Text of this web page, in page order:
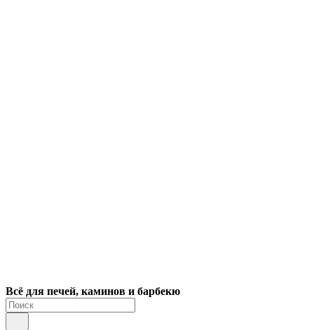
Всё для печей, каминов и барбекю